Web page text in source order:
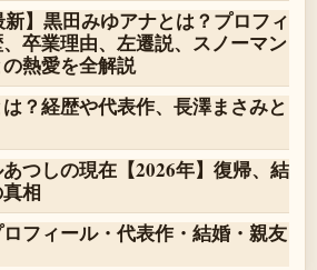
新】黒田みゆアナとは？プロフィ
卒業理由、左遷説、スノーマン
熱愛を全解説
？経歴や代表作、長澤まさみと
つしの現在【2026年】復帰、結
相
フィール・代表作・結婚・親友